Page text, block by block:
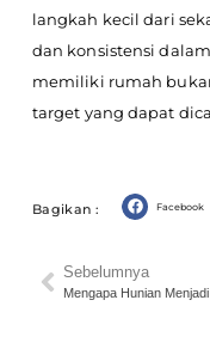
langkah kecil dari
dan konsistensi
memiliki rumah
target yang dapat
Bagikan : Facebook
Sebelumnya